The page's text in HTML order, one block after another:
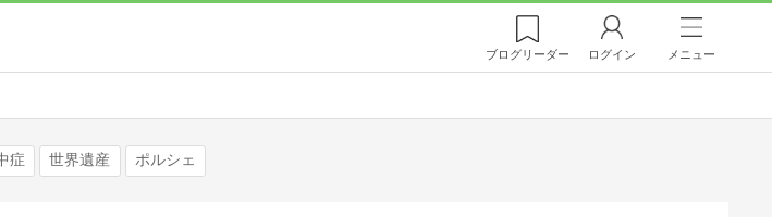
ブログリーダー ログイン メニュー
症 世界遺産 ポルシェ